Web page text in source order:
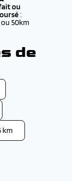
ou
:
50km
de
km